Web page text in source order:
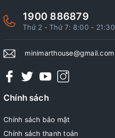
1900 886879
Thứ 2 - Thứ 7: 8:00 - 21:30
minimarthouse@gmail.com
Chính sách
Chính sách bảo mật
Chính sách thanh toán